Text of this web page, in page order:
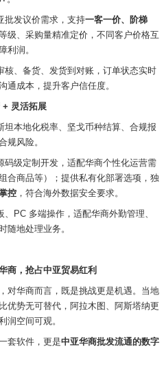
批发议价需求，支持一客一价、阶梯
级、采购量精准定价，不同客户价格互
利润。
核、备货、发货到对账，订单状态实时
通成本，提升客户信任度。
+ 灵活拓展
坦本地化税率、坚戈币种结算、合规报
规风险。
码级定制开发，适配华商个性化运营需
合商品等）；提供私有化部署选项，独
控，符合海外数据安全要求。
PC 多端操作，适配华商外勤管理、
随地处理业务。
商，抢占中亚贸易红利
对华商而言，既是挑战更是机遇。当地
优势无可替代，阿拉木图、阿斯塔纳更
润空间可观。
套软件，更是中亚华商批发流通的数字